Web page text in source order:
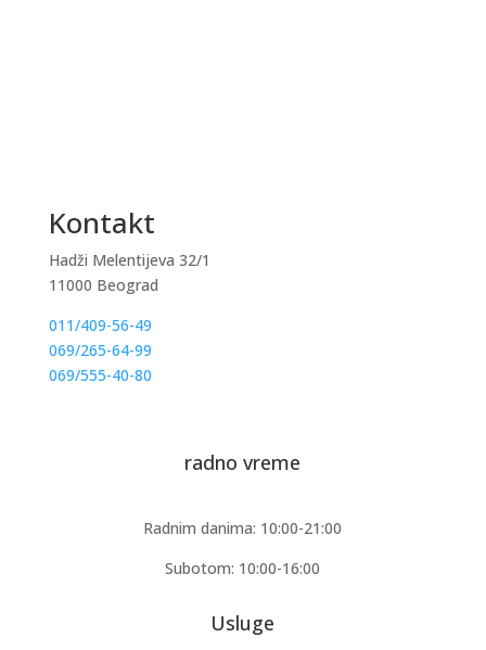
Kontakt
Hadži Melentijeva 32/1
11000 Beograd
011/409-56-49
069/265-64-99
069/555-40-80
radno vreme
Radnim danima: 10:00-21:00
Subotom: 10:00-16:00
Usluge